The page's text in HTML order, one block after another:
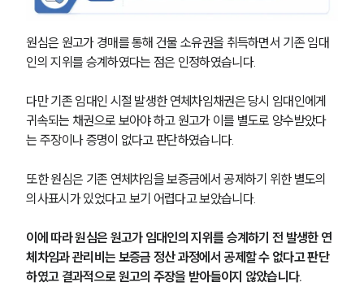
원심은 원고가 경매를 통해 건물 소유권을 취득하면서 기존 임대
인의 지위를 승계하였다는 점은 인정하였습니다.
다만 기존 임대인 시절 발생한 연체차임채권은 당시 임대인에게
귀속되는 채권으로 보아야 하고 원고가 이를 별도로 양수받았다
는 주장이나 증명이 없다고 판단하였습니다.
또한 원심은 기존 연체차임을 보증금에서 공제하기 위한 별도의
의사표시가 있었다고 보기 어렵다고 보았습니다.
이에 따라 원심은 원고가 임대인의 지위를 승계하기 전 발생한 연
체차임과 관리비는 보증금 정산 과정에서 공제할 수 없다고 판단
하였고 결과적으로 원고의 주장을 받아들이지 않았습니다.